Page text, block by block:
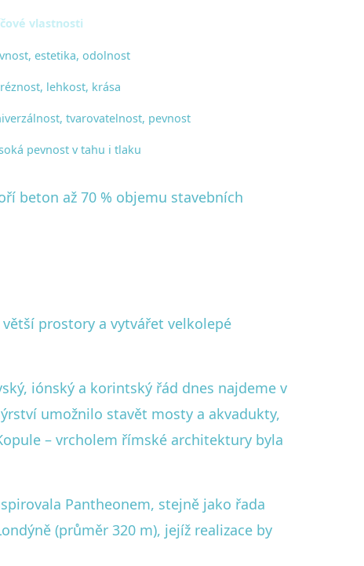
vlastnosti
estetika, odolnost
lehkost, krása
tvarovatelnost, pevnost
pevnost v tahu i tlaku
beton až 70 % objemu stavebních
prostory a vytvářet velkolepé
iónský a korintský řád dnes najdeme v
umožnilo stavět mosty a akvadukty,
– vrcholem římské architektury byla
Pantheonem, stejně jako řada
(průměr 320 m), jejíž realizace by